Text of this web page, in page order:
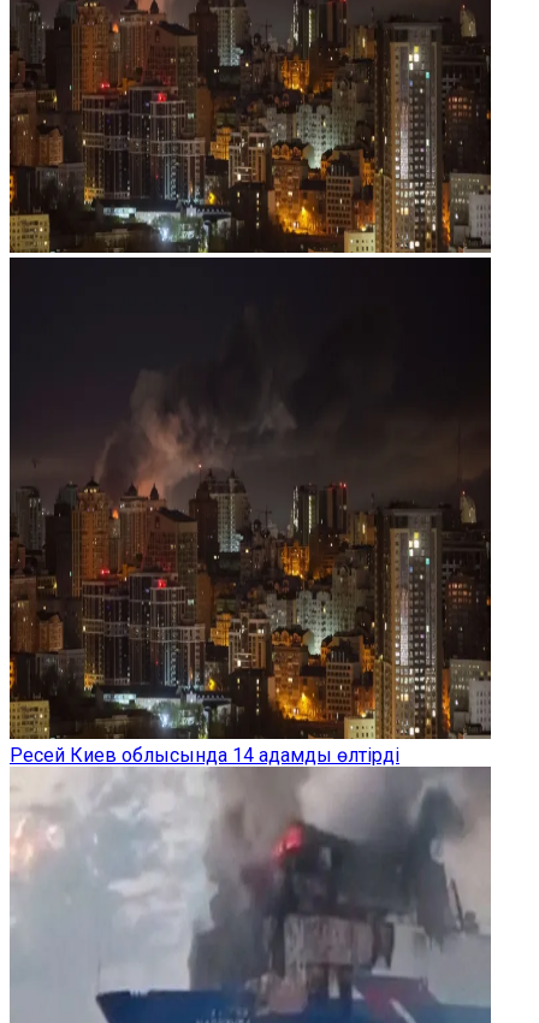
Ресей Киев облысында 14 адамды өлтірді